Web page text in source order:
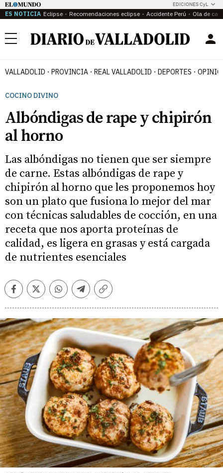
EDICIONES CyL
ES NOTICIA Eclipse Recomendaciones eclipse Accidente Perú Ola de
Menú
VALLADOLID PROVINCIA REAL VALLADOLID DEPORTES
COCINO DIVINO
Albóndigas de rape y chipirón
al horno
Las albóndigas no tienen que ser siempre
de carne. Estas albóndigas de rape y
chipirón al horno que les proponemos hoy
son un plato que fusiona lo mejor del mar
con técnicas saludables de cocción, en una
receta que nos aporta proteínas de
calidad, es ligera en grasas y está cargada
de nutrientes esenciales
FacebookTwitterWhatsappTelegramCopiar